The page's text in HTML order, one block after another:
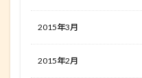
2015年3月
2015年2月